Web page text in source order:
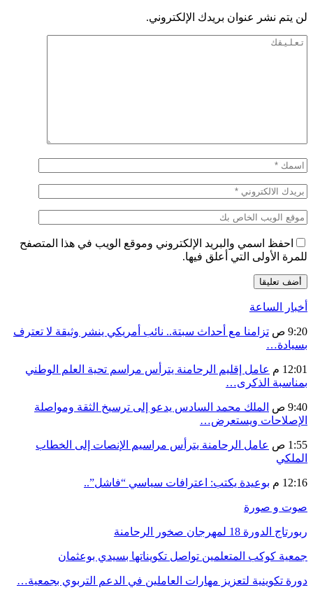
لن يتم نشر عنوان بريدك الإلكتروني.
احفظ اسمي والبريد الإلكتروني وموقع الويب في هذا المتصفح
للمرة الأولى التي أعلق فيها.
أخبار الساعة
9:20 ص
تزامنا مع أحداث سبتة.. نائب أمريكي ينشر وثيقة لا تعترف
بسيادة…
12:01 م
عامل إقليم الرحامنة يترأس مراسم تحية العلم الوطني
بمناسبة الذكرى…
9:40 ص
الملك محمد السادس يدعو إلى ترسيخ الثقة ومواصلة
الإصلاحات ويستعرض…
1:55 ص
عامل الرحامنة يترأس مراسيم الإنصات إلى الخطاب
الملكي
12:16 م بوعيدة يكتب: اعترافات سياسي “فاشل”..
صوت و صورة
ربورتاج الدورة 18 لمهرجان صخور الرحامنة
جمعية كوكب المتعلمين تواصل تكويناتها بسيدي بوعثمان
دورة تكوينية لتعزيز مهارات العاملين في الدعم التربوي بجمعية…